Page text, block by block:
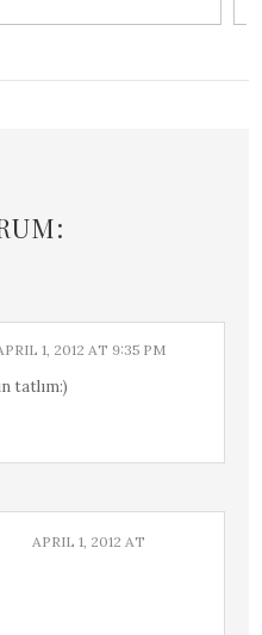
1, 2012 AT 9:35 PM
tatlım:)
APRIL 1, 2012 AT